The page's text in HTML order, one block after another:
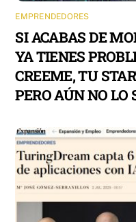
EMPRENDEDORES
SI ACABAS DE
YA TIENES
CREEME, TU
PERO AÚN NO LO